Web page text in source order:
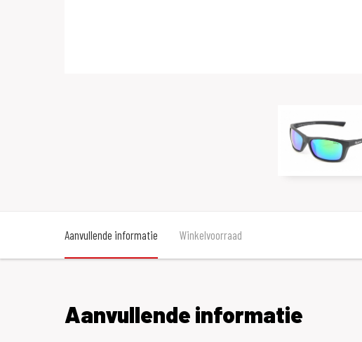
Aanvullende informatie Winkelvoorraad
Aanvullende informatie